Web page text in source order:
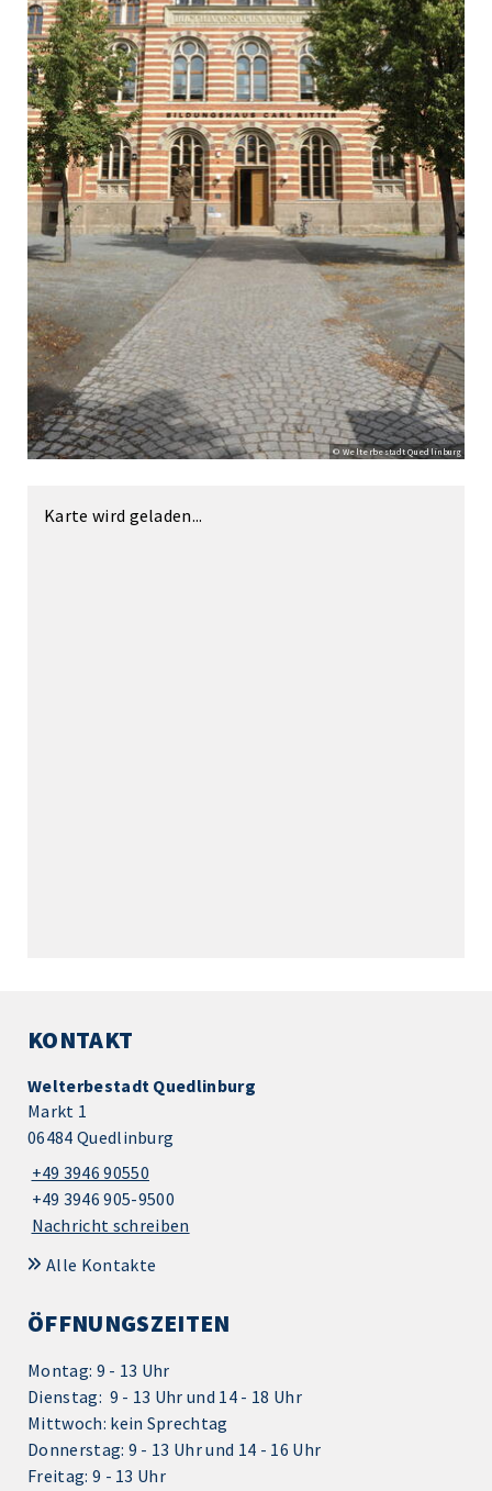
© Welterbestadt Quedlinburg
Karte wird geladen...
KONTAKT
Welterbestadt Quedlinburg
Markt 1
06484 Quedlinburg
+49 3946 90550
+49 3946 905-9500
Nachricht schreiben
Alle Kontakte
ÖFFNUNGSZEITEN
Montag: 9 - 13 Uhr
Dienstag: 9 - 13 Uhr und 14 - 18 Uhr
Mittwoch: kein Sprechtag
Donnerstag: 9 - 13 Uhr und 14 - 16 Uhr
Freitag: 9 - 13 Uhr